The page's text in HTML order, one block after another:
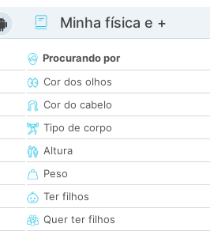
Minha física e +
Procurando por
Cor dos olhos
Cor do cabelo
Tipo de corpo
Altura
Peso
Ter filhos
Quer ter filhos